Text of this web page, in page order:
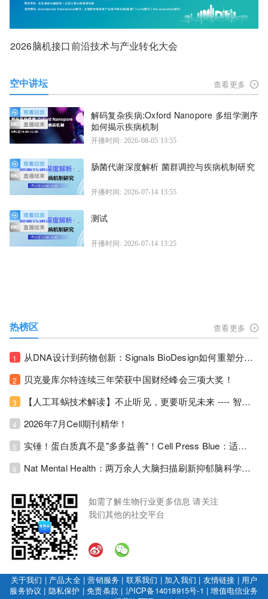
2026脑机接口前沿技术与产业转化大会
空中讲坛 查看更多
解码复杂疾病:Oxford Nanopore 多组学测序
如何揭示疾病机制
开播时间: 2026-08-05 13:55
肠菌代谢深度解析 菌群调控与疾病机制研究
开播时间: 2026-07-14 13:55
测试
开播时间: 2026-07-14 13:25
热榜区 查看更多
1 从DNA设计到药物创新：Signals BioDesign如何重塑分子生物学研发生态！
2 贝克曼库尔特连续三年荣获中国财经峰会三项大奖！
3 【人工耳蜗技术解读】不止听见，更要听见未来 ---- 智能耳蜗，开启人工耳蜗技术新纪元！
4 2026年7月Cell期刊精华！
5 实锤！蛋白质真不是"多多益善"！Cell Press Blue：适度限蛋白，反而拉长健康寿命！
6 Nat Mental Health：两万余人大脑扫描刷新抑郁脑科学认知！抑郁不只是情绪病，视觉、运动脑区同步受损！
如需了解生物行业更多信息 请关注
我们其他的社交平台
关于我们 | 产品大全|营销服务 | 联系我们 | 加入我们 | 友情链接 | 用户
服务协议 | 隐私保护 |免责条款 | 沪ICP备14018915号-1 |增值电信业务